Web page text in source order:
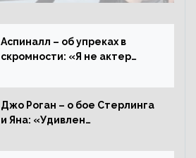
Аспиналл – об упреках в
скромности: «Я не актер
дерьмо»
Джо Роган – о бое Стерлинга
и Яна: «Удивлен
Алджамейн определенно